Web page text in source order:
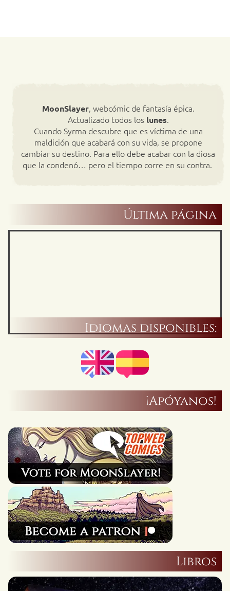
MoonSlayer, webcómic de fantasía épica.
Actualizado todos los lunes.
Cuando Syrma descubre que es víctima de una
maldición que acabará con su vida, se propone
cambiar su destino. Para ello debe acabar con la diosa
que la condenó… pero el tiempo corre en su contra.
Última página
Idiomas disponibles:
¡Apóyanos!
Libros